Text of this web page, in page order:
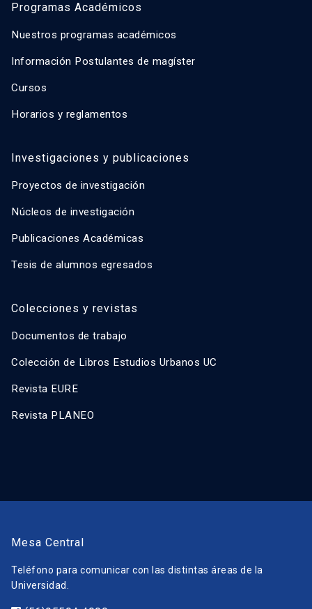
Programas Académicos
Nuestros programas académicos
Información Postulantes de magíster
Cursos
Horarios y reglamentos
Investigaciones y publicaciones
Proyectos de investigación
Núcleos de investigación
Publicaciones Académicas
Tesis de alumnos egresados
Colecciones y revistas
Documentos de trabajo
Colección de Libros Estudios Urbanos UC
Revista EURE
Revista PLANEO
Mesa Central
Teléfono para comunicar con las distintas áreas de la
Universidad.